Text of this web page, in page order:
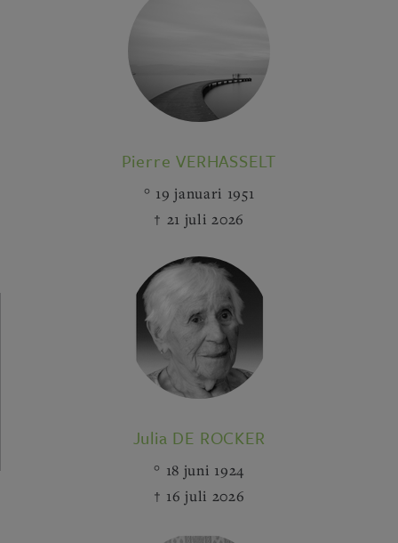
Pierre VERHASSELT
19 januari 1951
21 juli 2026
Julia DE ROCKER
18 juni 1924
16 juli 2026